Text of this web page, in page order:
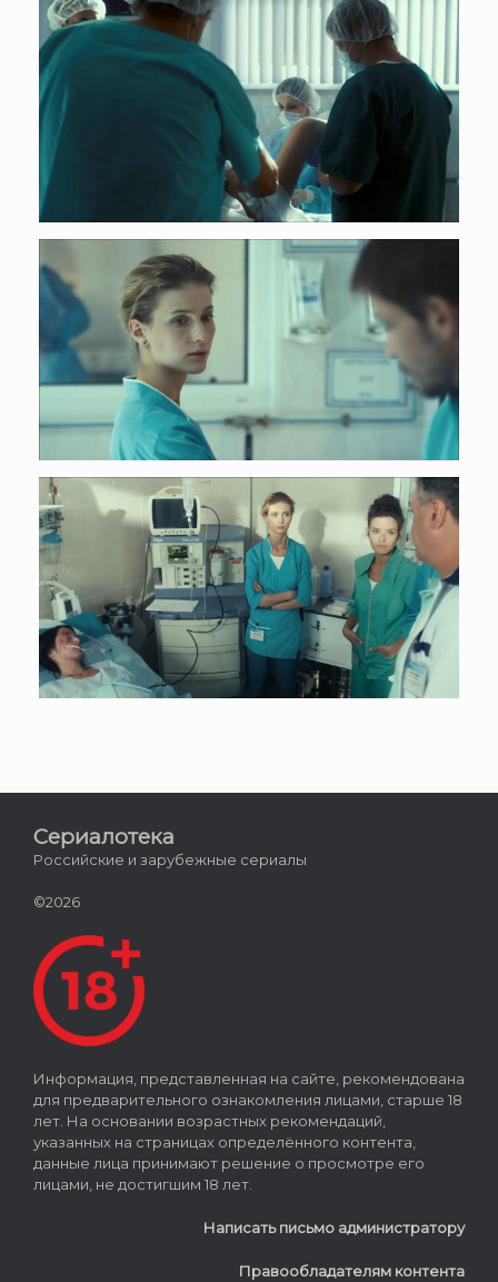
Сериалотека
Российские и зарубежные сериалы
©2026
Информация, представленная на сайте, рекомендована
для предварительного ознакомления лицами, старше 18
лет. На основании возрастных рекомендаций,
указанных на страницах определённого контента,
данные лица принимают решение о просмотре его
лицами, не достигшим 18 лет.
Написать письмо администратору
Правообладателям контента